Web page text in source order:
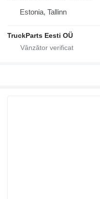
Estonia, Tallinn
TruckParts Eesti OÜ